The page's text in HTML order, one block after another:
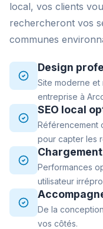
local, vos clients
rechercheront vos
communes
Design
Site moderne
entreprise à
SEO local
Référencement
pour capter les
Performances
utilisateur
De la
vos côtés.